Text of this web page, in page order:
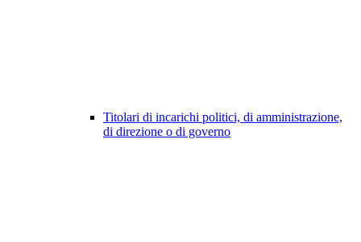
Titolari di incarichi politici, di amministrazione,
di direzione o di governo